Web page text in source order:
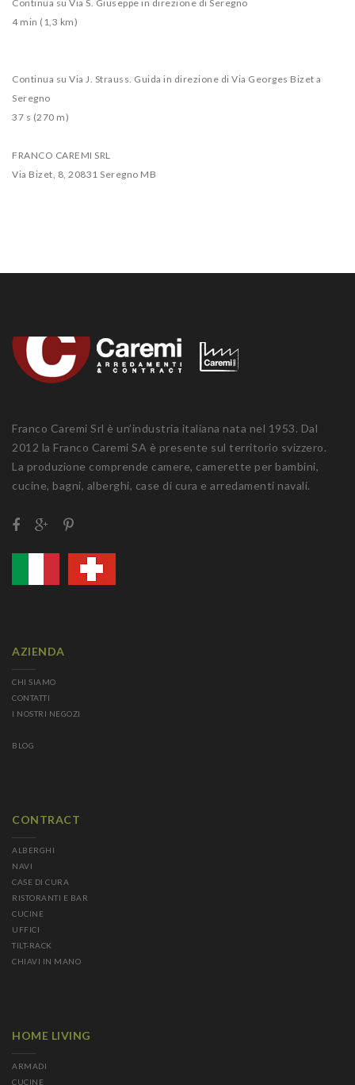
Continua su Via S. Giuseppe in direzione di Seregno
4 min (1,3 km)
Continua su Via J. Strauss. Guida in direzione di Via Georges Bizet a
Seregno
37 s (270 m)
FRANCO CAREMI SRL
Via Bizet, 8, 20831 Seregno MB
Franco Caremi Srl è un’industria italiana nata nel 1953. Dal
2012 la Franco Caremi SA è presente sul territorio svizzero.
La produzione comprende camere, camerette per bambini,
cucine, bagni, alberghi, case di cura e arredamenti navali.
AZIENDA
CHI SIAMO
CONTATTI
I NOSTRI NEGOZI
BLOG
CONTRACT
ALBERGHI
NAVI
CASE DI CURA
RISTORANTI E BAR
CUCINE
UFFICI
TILT-RACK
CHIAVI IN MANO
HOME LIVING
ARMADI
CUCINE